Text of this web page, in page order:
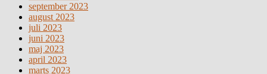
september 2023
august 2023
juli 2023
juni 2023
maj 2023
april 2023
marts 2023